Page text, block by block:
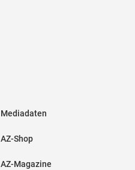
Mediadaten
AZ-Shop
AZ-Magazine